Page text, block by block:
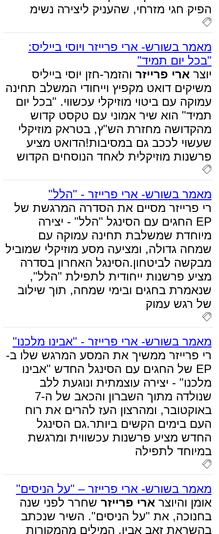
הפיק חגי מזרחי, שהעניק ליצירה נשימ
מאמר בשורש- ארי פרייזר ויוסי בייליס:
"בכל יום תמיד"‏
יוצרארי פרייזר והזמר-חזן יוסי בייליס
משיקים דואט מקפיץ וייחודי המשלב תחינה
עמוקה עם ביטוי מוזיקלי עכשווי. "בכל יום
תמיד" הוא שיר אמוני עם טקסט קדוש
מהקדושה מחזרת הש"ץ, בטראק מוזיקלי
שעשוי לככב גם במסיבות!הדואט מציע
פרשנות מוזיקלית לאחד הנוסחים הקדוש
מאמר בשורש- ארי פרייזר - "הלל"
רי פרייזר מסיים את הסדרה המרגשת של
EP החגים עם הסינגל "הלל" - יצירה
מיוחדת שמשלבת תחינה עמוקה עם
שמחה גדולה, ומציעה מסע מוזיקלי שמוביל
מבקשה לביטחון.הסינגל האחרון בסדרה
מציע פרשנות ייחודית לתפילת "הלל",
שנאמרת בחגים ובימי שמחה, תוך שילוב
של רגש עמוק
מאמר בשורש- ארי פרייזר - "אבינו מלכנו"
רי פרייזר ממשיך את המסע המרגש שלו ב-
EP של החגים עם הסינגל החדש "אבינו
מלכנו" - יצירה עוצמתית ונוגעת ללב
שנולדה מתוך השברון והכאב של ה-7
באוקטובר, ומהרצון העז להרים את רוח
העם בימים הקשים ביותר.גם הסינגל
החדש מציע פרשנות עכשווית ומרגשת
במיוחד לתפילה
מאמר בשורש- ארי פרייזר – "על הניסים"
אומן והיוצרארי פרייזר שחרר לפני שנה
בחנוכה, את "על הניסים". השיר שנכתב
בהשראת זאב אביו, המילים מהמקורות